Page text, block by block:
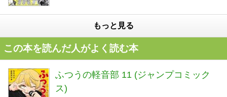
もっと見る
この本を読んだ人がよく読む本
ふつうの軽音部 11 (ジャンプコミック
ス)